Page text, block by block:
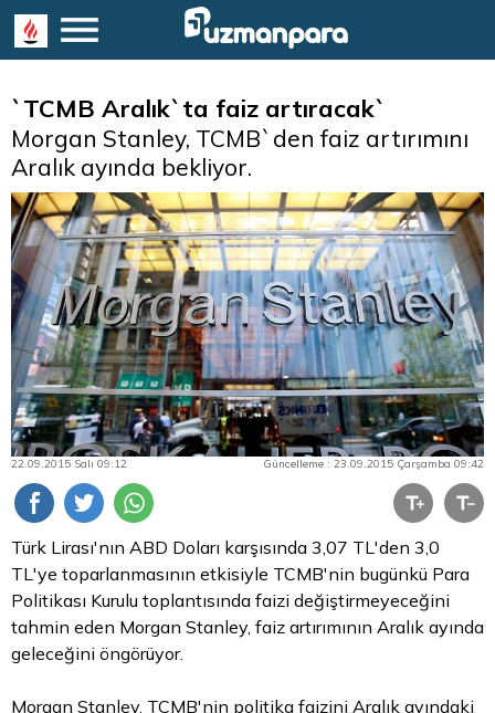
`TCMB Aralık`ta faiz artıracak`
Morgan Stanley, TCMB`den faiz artırımını
Aralık ayında bekliyor.
22.09.2015 Salı 09:12 Güncelleme : 23.09.2015 Çarşamba 09:42
Türk Lirası'nın ABD Doları karşısında 3,07 TL'den 3,0
TL'ye toparlanmasının etkisiyle TCMB'nin bugünkü Para
Politikası Kurulu toplantısında faizi değiştirmeyeceğini
tahmin eden Morgan Stanley, faiz artırımının Aralık ayında
geleceğini öngörüyor.
Morgan Stanley, TCMB'nin politika faizini Aralık ayındaki